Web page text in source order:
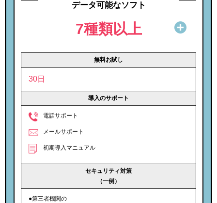
データ可能なソフト
7種類以上
無料お試し
30日
導入のサポート
電話サポート
メールサポート
初期導入マニュアル
セキュリティ対策
（一例）
●第三者機関の